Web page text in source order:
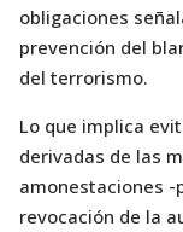
obligaciones
prevención del
del terrorismo.
Lo que implica
derivadas de las
amonestaciones -
revocación de la